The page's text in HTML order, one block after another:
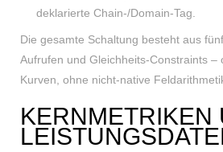
deklarierte Chain-/Domain-Tag.
Die gesamte Schaltung besteht aus
Aufrufen und Gleichheits-Constraints –
Kurven, ohne nicht-native
KERNMETRIKEN